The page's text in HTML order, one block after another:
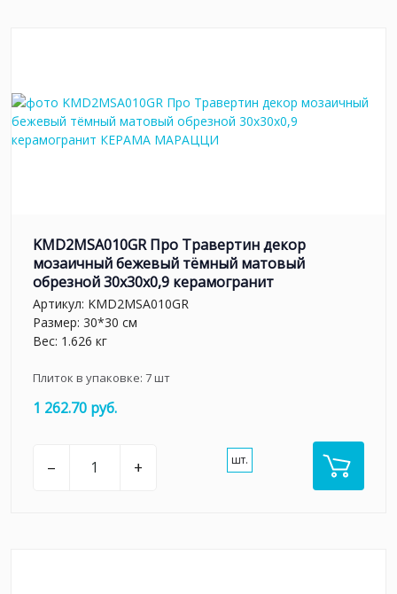
KMD2MSA010GR Про Травертин декор
мозаичный бежевый тёмный матовый
обрезной 30x30x0,9 керамогранит
Артикул: KMD2MSA010GR
Размер: 30*30 см
Вес: 1.626 кг
Плиток в упаковке: 7шт
1 262.70 руб.
– + шт.